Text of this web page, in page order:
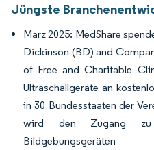
Jüngste
März 2025: MedShare
Dickinson (BD) and
of Free and Charitable
Ultraschallgeräte an
in 30 Bundesstaaten der
wird den Zugang zu